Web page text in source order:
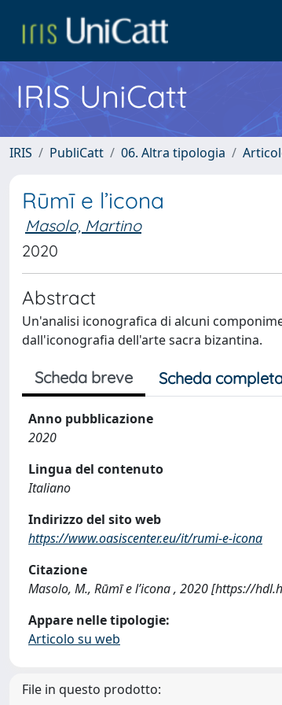
IRIS UniCatt
IRIS PubliCatt 06. Altra tipologia
Rūmī e l’icona
Masolo, Martino
2020
Abstract
Un'analisi iconografica di alcuni
dall'iconografia dell'arte sacra bizantina.
Scheda breve Scheda
Anno pubblicazione
2020
Lingua del contenuto
Italiano
Indirizzo del sito web
https://www.oasiscenter.eu/it/rumi-e-icona
Citazione
Masolo, M., Rūmī e l’icona , 2020 [https://
Appare nelle tipologie:
Articolo su web
File in questo prodotto: